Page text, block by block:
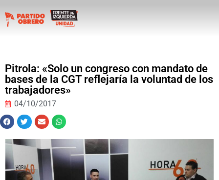
Pitrola: «Solo un congreso con mandato de
bases de la CGT reflejaría la voluntad de los
trabajadores»
04/10/2017